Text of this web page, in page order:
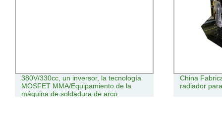
380V/330cc, un inversor, la tecnología
MOSFET MMA/Equipamiento de la
máquina de soldadura de arco
China
radiador